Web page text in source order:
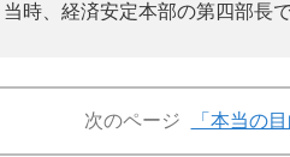
時、経済安定本部の第四部長
次のページ 「本当の